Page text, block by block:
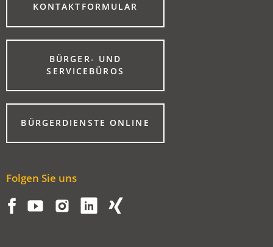
KONTAKTFORMULAR
(ÖFFNET
EINEM
NEUEN
BÜRGER- UND
SERVICEBÜROS
(ÖFFNET
EINEM
NEUEN
TAB)BÜRGERDIENSTE ONLINE
(ÖFFNET
EINEM
Folgen Sie uns